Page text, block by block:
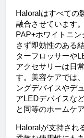
Haloralはすべての
融合させています
PAP+ホワイトニ
さず即効性のある
ターフロッサーや
アクセサリーは日
す。美容ケアでは
ングデバイスやデ
アLEDデバイスな
と同等のホームケ
Haloralが支持され